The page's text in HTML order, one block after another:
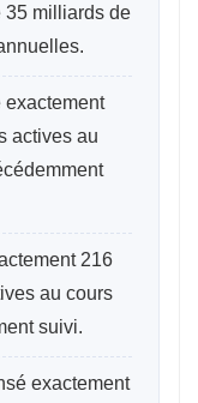
35 milliards de
exactement
actives au
216
au cours
suivi.
exactement